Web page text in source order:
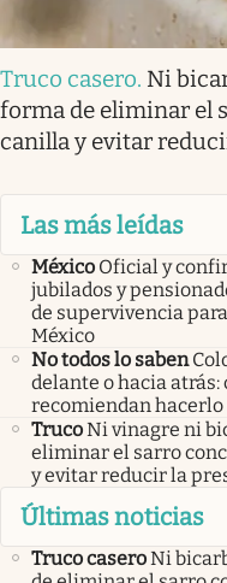
Truco casero. Ni
forma de eliminar el
canilla y evitar
Las más leídas
México Oficial y
jubilados y
de supervivencia
México
No todos lo saben
delante o hacia
recomiendan hacerlo
TrucoNi vinagre ni
eliminar el sarro
y evitar reducir la
Últimas noticias
Truco caseroNi